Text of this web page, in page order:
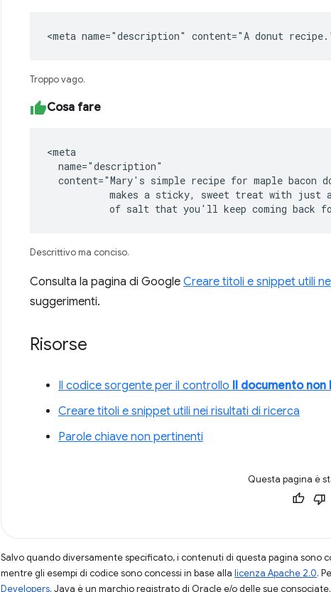
<meta name="description" content="A donut
Troppo vago.
Cosa fare
<meta
  name="description"
content="Mary's simple recipe for maple bacon
makes a sticky, sweet treat with just
of salt that you'll keep coming back
Descrittivo ma conciso.
Consulta la pagina di Google Creare titoli e snippet utili
suggerimenti.
Risorse
Il codice sorgente per il controllo Il documento non
Creare titoli e snippet utili nei risultati di ricerca
Parole chiave non pertinenti
Questa pagina è
Salvo quando diversamente specificato, i contenuti di questa pagina sono
mentre gli esempi di codice sono concessi in base alla licenza Apache 2.0.
Developers. Java è un marchio registrato di Oracle e/o delle sue consociate.